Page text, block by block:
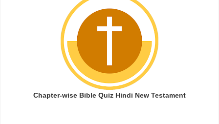
Chapter-wise Bible Quiz Hindi New Testament